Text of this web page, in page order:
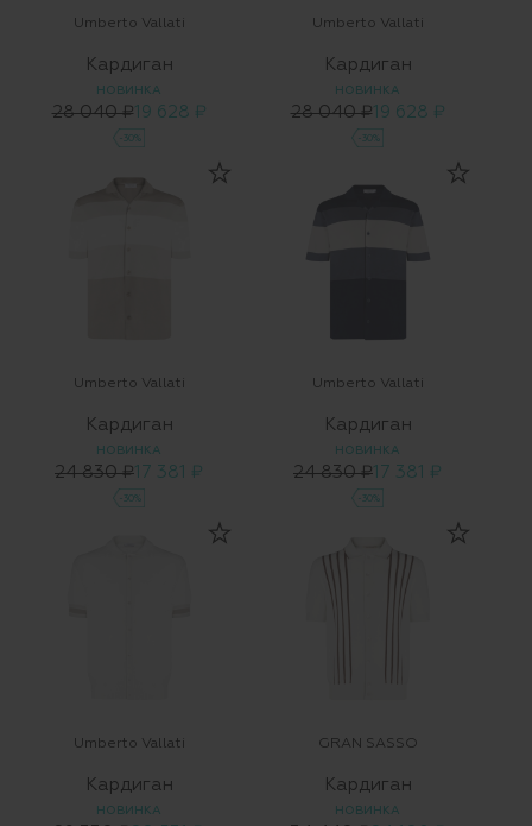
Umberto Vallati
Кардиган
НОВИНКА
28 040 ₽19 628 ₽
-30%
Umberto Vallati
Кардиган
НОВИНКА
28 040 ₽19 628 ₽
-30%
Umberto Vallati
Кардиган
НОВИНКА
24 830 ₽17 381 ₽
-30%
Umberto Vallati
Кардиган
НОВИНКА
24 830 ₽17 381 ₽
-30%
Umberto Vallati
Кардиган
НОВИНКА
GRAN SASSO
Кардиган
НОВИНКА